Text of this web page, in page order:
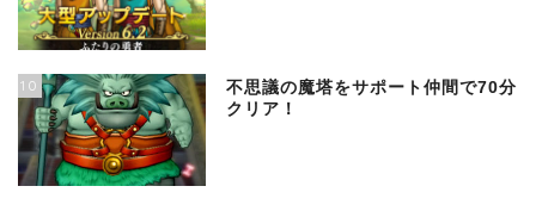
10
不思議の魔塔をサポート仲間で70分
クリア！